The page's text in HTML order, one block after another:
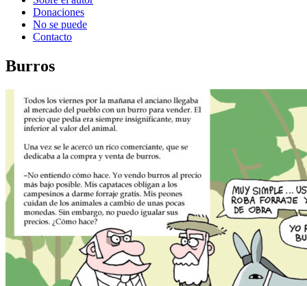
Donaciones
No se puede
Contacto
Burros